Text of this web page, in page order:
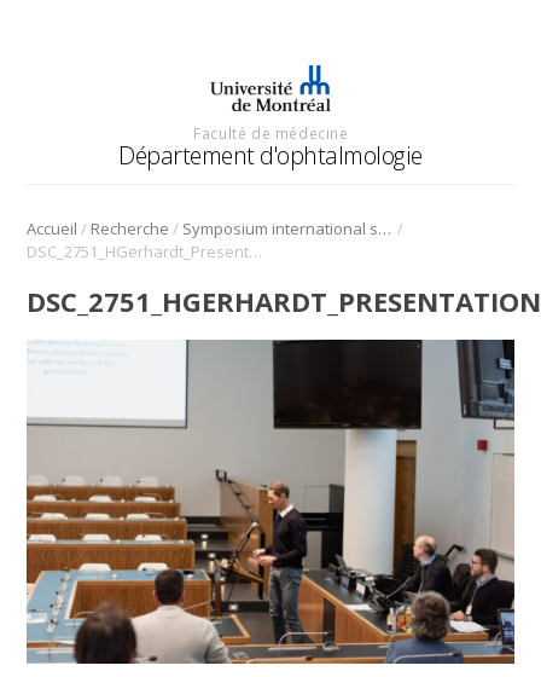
Faculté de médecine
Département d'ophtalmologie
Accueil / Recherche / Symposium international sur l’angiogenèse rétinienne et choroïdienne /
DSC_2751_HGerhardt_Presentation_Symposium_Angio_2022